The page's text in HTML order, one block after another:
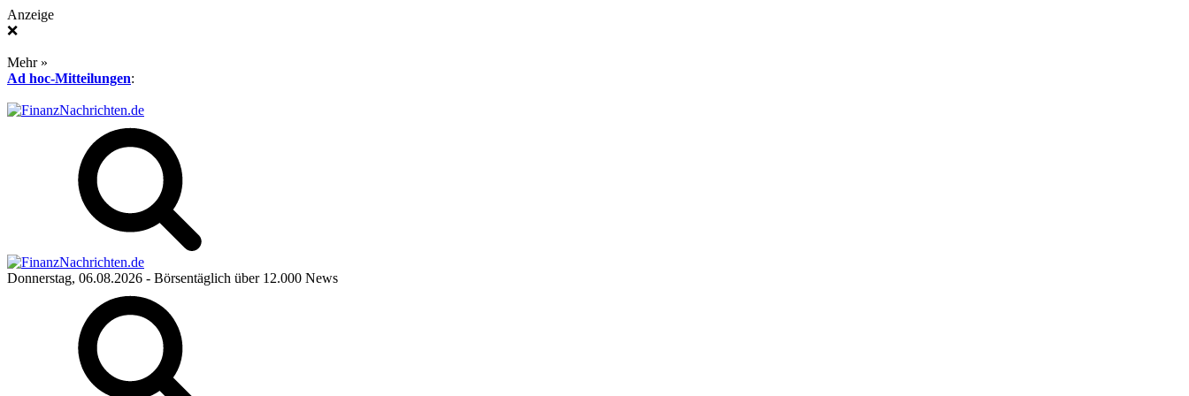
Anzeige
❌
Mehr »
Ad hoc-Mitteilungen:
Donnerstag, 06.08.2026 - Börsentäglich über 12.000 News